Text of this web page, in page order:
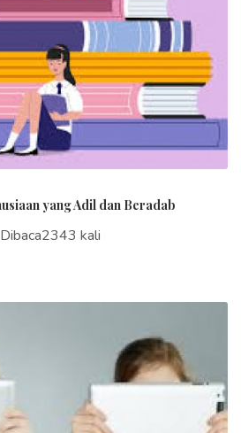
yang Adil dan Beradab
kali